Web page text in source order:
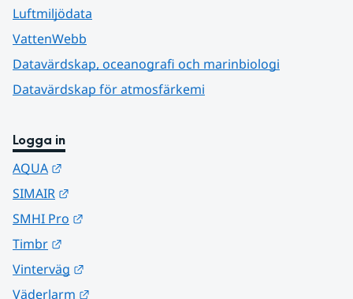
Luftmiljödata
VattenWebb
Datavärdskap, oceanografi och marinbiologi
Datavärdskap för atmosfärkemi
Logga in
AQUA
SIMAIR
SMHI Pro
Timbr
Vinterväg
Väderlarm